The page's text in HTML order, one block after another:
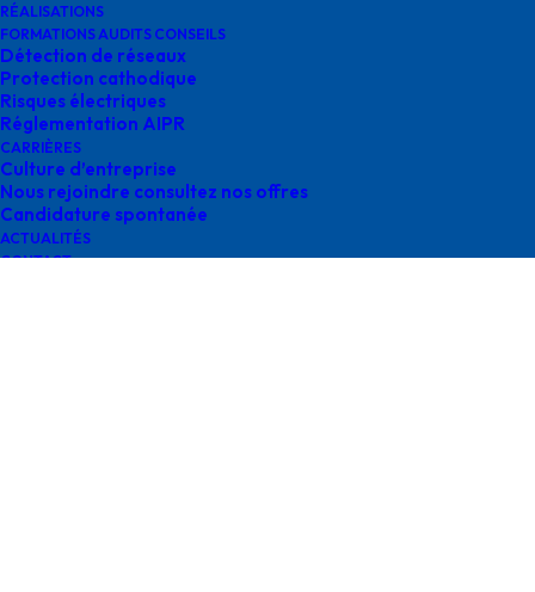
RÉALISATIONS
FORMATIONS AUDITS CONSEILS
Détection de réseaux
Protection cathodique
Risques électriques
Réglementation AIPR
CARRIÈRES
Culture d’entreprise
Nous rejoindre consultez nos offres
Candidature spontanée
ACTUALITÉS
CONTACT
histoire Survey